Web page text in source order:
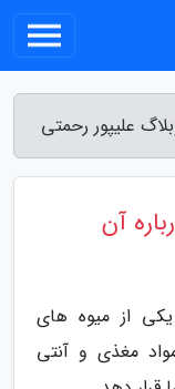
علیپور رحمتی
آن
یکی از میوه های
مغذی و آنتی